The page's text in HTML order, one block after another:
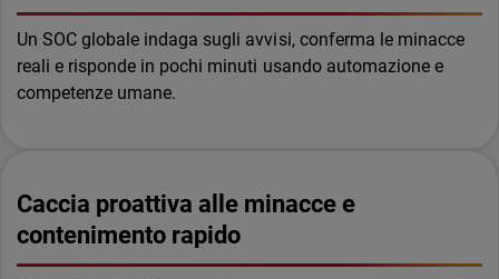
Un SOC globale indaga sugli avvisi, conferma le minacce
reali e risponde in pochi minuti usando automazione e
competenze umane.
Caccia proattiva alle minacce e
contenimento rapido